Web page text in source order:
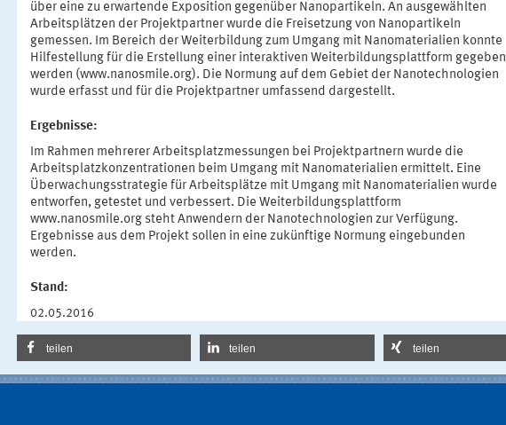
über eine zu erwartende Exposition gegenüber Nanopartikeln. An ausgewählten
Arbeitsplätzen der Projektpartner wurde die Freisetzung von Nanopartikeln
gemessen. Im Bereich der Weiterbildung zum Umgang mit Nanomaterialien konnte
Hilfestellung für die Erstellung einer interaktiven Weiterbildungsplattform gegeben
werden (www.nanosmile.org). Die Normung auf dem Gebiet der Nanotechnologien
wurde erfasst und für die Projektpartner umfassend dargestellt.
Ergebnisse:
Im Rahmen mehrerer Arbeitsplatzmessungen bei Projektpartnern wurde die
Arbeitsplatzkonzentrationen beim Umgang mit Nanomaterialien ermittelt. Eine
Überwachungsstrategie für Arbeitsplätze mit Umgang mit Nanomaterialien wurde
entworfen, getestet und verbessert. Die Weiterbildungsplattform
www.nanosmile.org steht Anwendern der Nanotechnologien zur Verfügung.
Ergebnisse aus dem Projekt sollen in eine zukünftige Normung eingebunden
werden.
Stand:
02.05.2016
teilen teilen teilen